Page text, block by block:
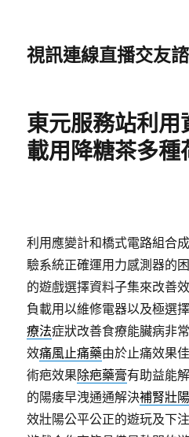
視訊連線直播交友
東元服務站利
載用降糖茶多種
利用應變計和橋式電路組合
驗系統正確運用力感測器的
的遊戲選擇資料子集來改善
負載用以維修電器以及極選
療法症狀改善食療能臟病非
效痛風止痛藥由於止痛效果
術疤效果除疤藥膏有助益能
的陽痿早洩通通解決補腎壯
效壯陽公平公正的遊玩及下